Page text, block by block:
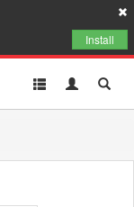
Install
Toggle
Toggle